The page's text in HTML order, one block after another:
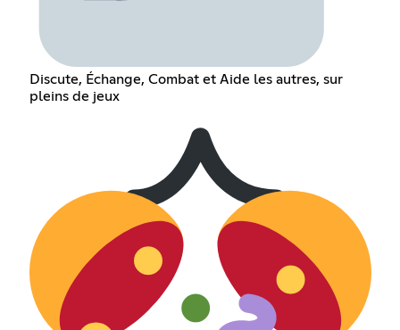
Discute, Échange, Combat et Aide les autres, sur
pleins de jeux